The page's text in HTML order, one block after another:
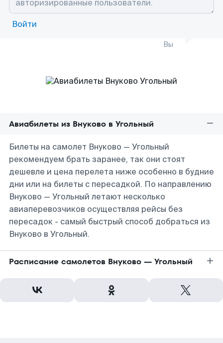
Войти
Вы
Авиабилеты из Внуково в Угольный
Билеты на самолет Внуково — Угольный
рекомендуем брать заранее, так они стоят
дешевле и цена перелета ниже особенно в будние
дни или на билеты с пересадкой. По направлению
Внуково — Угольный летают несколько
авиаперевозчиков осуществляя рейсы без
пересадок - самый быстрый способ добраться из
Внуково в Угольный.
Расписание самолетов Внуково — Угольный